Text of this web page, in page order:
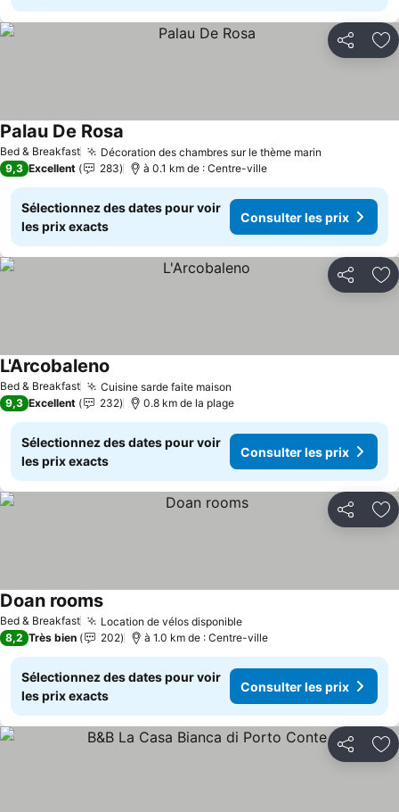
Partager
Bed & Breakfast Décoration des chambres sur le thème marin
Palau De Rosa
9,3 Excellent 283 à 0.1 km de : Centre-ville
Sélectionnez des dates pour voir
les prix exacts
Consulter les prix
Partager
Bed & Breakfast Cuisine sarde faite maison
L'Arcobaleno
9,3 Excellent 232 0.8 km de la plage
Sélectionnez des dates pour voir
les prix exacts
Consulter les prix
Partager
Bed & Breakfast Location de vélos disponible
Doan rooms
8,2 Très bien 202 à 1.0 km de : Centre-ville
Sélectionnez des dates pour voir
les prix exacts
Consulter les prix
Partager